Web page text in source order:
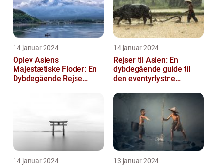
14 januar 2024
Oplev Asiens
Majestætiske Floder: En
Dybdegående Rejse
14 januar 2024
Rejser til Asien: En
dybdegående guide til
den eventyrlystne
14 januar 2024 13 januar 2024